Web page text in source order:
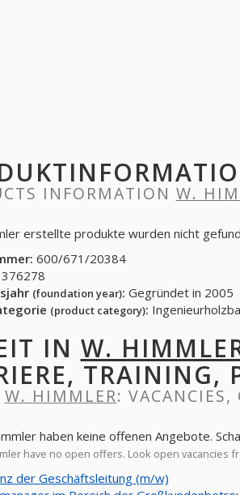
INFORMATION W.
erstellte produkte wurden nicht
600/671/20384
(foundation year): Gegründet in 2005
(product category):
IN W.
TRAINING,
W. HIMMLER: VACANCIES,
haben keine offenen Angebote.
have no open offers. Look open vacancies
der Geschäftsleitung (m/w)